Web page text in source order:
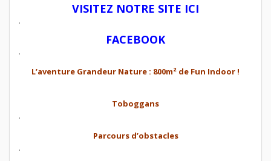
VISITEZ NOTRE SITE ICI
.
FACEBOOK
.
L’aventure Grandeur Nature : 800m² de Fun Indoor !
Toboggans
.
Parcours d’obstacles
.